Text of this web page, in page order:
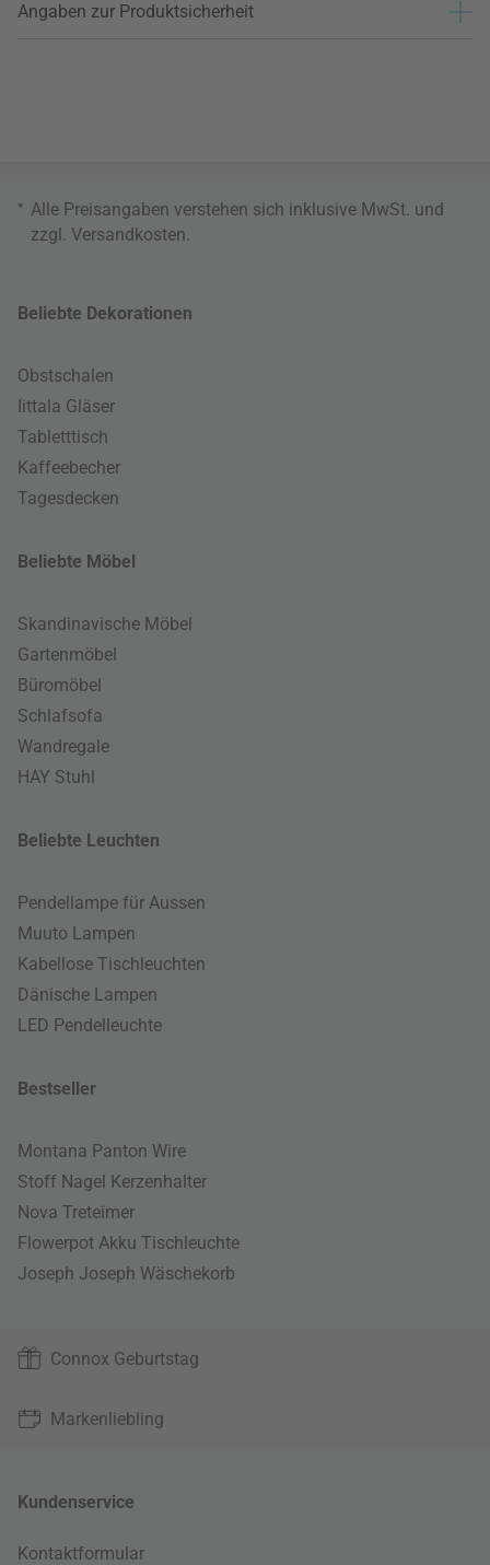
Angaben zur Produktsicherheit
* Alle Preisangaben verstehen sich inklusive MwSt. und
zzgl. Versandkosten
Beliebte Dekorationen
Obstschalen
Iittala Gläser
Tabletttisch
Kaffeebecher
Tagesdecken
Beliebte Möbel
Skandinavische Möbel
Gartenmöbel
Büromöbel
Schlafsofa
Wandregale
HAY Stuhl
Beliebte Leuchten
Pendellampe für Aussen
Muuto Lampen
Kabellose Tischleuchten
Dänische Lampen
LED Pendelleuchte
Bestseller
Montana Panton Wire
Stoff Nagel Kerzenhalter
Nova Treteimer
Flowerpot Akku Tischleuchte
Joseph Joseph Wäschekorb
Connox Geburtstag
Markenliebling
Kundenservice
Kontaktformular